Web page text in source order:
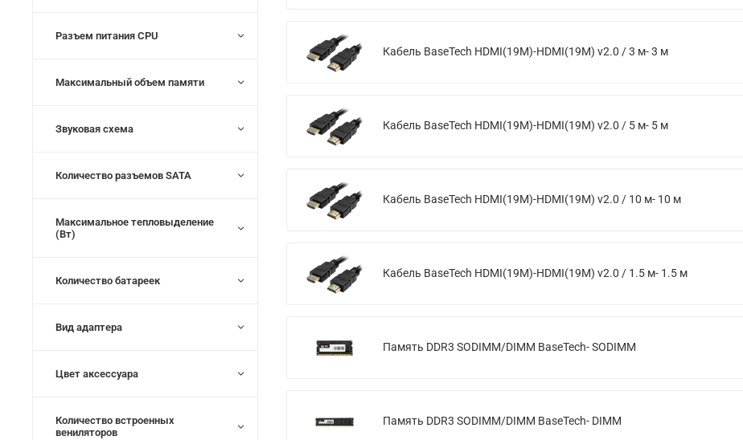
Кабель BaseTech HDMI(19M)-HDMI(19M) v2.0 / 3 м- 3 м
Кабель BaseTech HDMI(19M)-HDMI(19M) v2.0 / 5 м- 5 м
Кабель BaseTech HDMI(19M)-HDMI(19M) v2.0 / 10 м- 10 м
Кабель BaseTech HDMI(19M)-HDMI(19M) v2.0 / 1.5 м- 1.5 м
Память DDR3 SODIMM/DIMM BaseTech- SODIMM
Память DDR3 SODIMM/DIMM BaseTech- DIMM
Разъем питания CPU
Максимальный объем памяти
Звуковая схема
Количество разъемов SATA
Максимальное тепловыделение
(Вт)
Количество батареек
Вид адаптера
Цвет аксессуара
Количество встроенных
вениляторов